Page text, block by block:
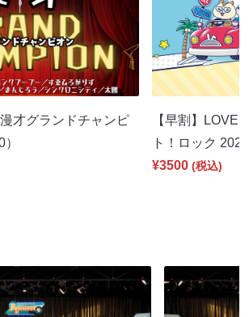
才グランドチャンピ
【早割】LOVE
ト！ロック
¥3500 (税込)